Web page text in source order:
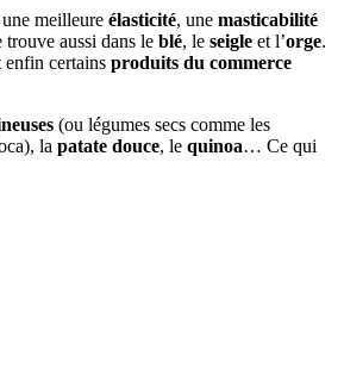
meilleure élasticité, une masticabilité
aussi dans le blé, le seigle et l’orge.
enfin certains produits du commerce
(ou légumes secs comme les
la patate douce, le quinoa… Ce qui